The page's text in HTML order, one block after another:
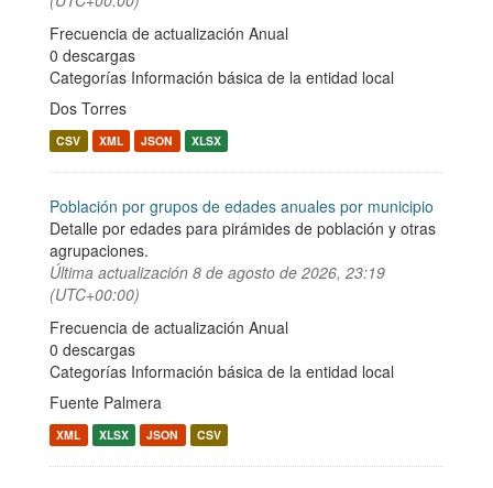
Frecuencia de actualización Anual
0 descargas
Categorías Información básica de la entidad local
Dos Torres
CSV XML JSON XLSX
Población por grupos de edades anuales por municipio
Detalle por edades para pirámides de población y otras
agrupaciones.
Última actualización 8 de agosto de 2026, 23:19
(UTC+00:00)
Frecuencia de actualización Anual
0 descargas
Categorías Información básica de la entidad local
Fuente Palmera
XML XLSX JSON CSV